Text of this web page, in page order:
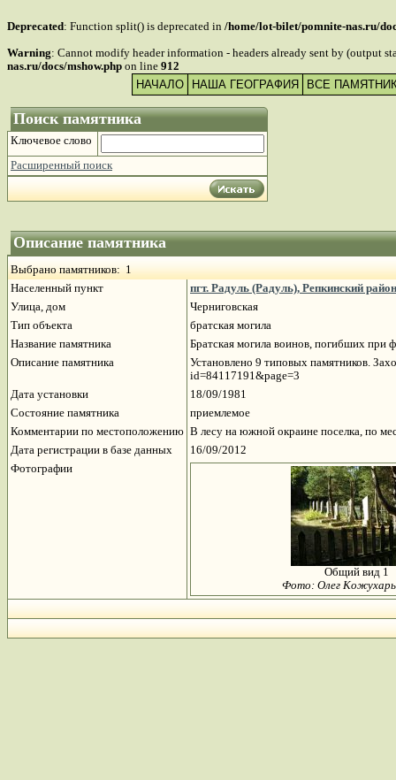
Deprecated: Function split() is deprecated in /home/lot-bilet/pomnite-nas.ru/
Warning: Cannot modify header information - headers already sent by (output
nas.ru/docs/mshow.php on line 912
НАЧАЛО НАША ГЕОГРАФИЯ ВСЕ
Поиск памятника
Ключевое слово
Расширенный поиск
Описание памятника
Выбрано памятников: 1
Населенный пункт
пгт. Радуль (Радуль), Репкинский
Улица, дом
Черниговская
Тип объекта
братская могила
Название памятника
Братская могила воинов, погибших
Описание памятника
Установлено 9 типовых памятников.
id=84117191&page=3
Дата установки
18/09/1981
Состояние памятника
приемлемое
Комментарии по местоположению В лесу на южной окраине поселка, по
Дата регистрации в базе данных
16/09/2012
Фотографии
Общий вид 1
Фото: Олег